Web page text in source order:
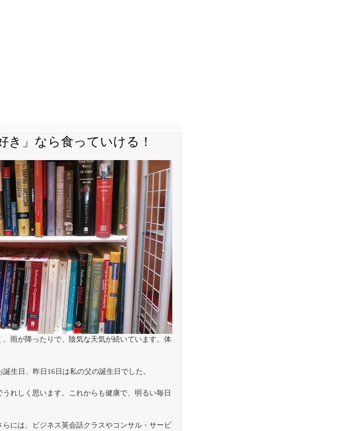
き」なら食っていける！
雨が降ったりで、陰気な天気が続いています。体
生日、昨日16日は私の父の誕生日でした。
れしく思います。これからも健康で、明るい毎日
には、ビジネス英会話クラスやコンサル・サービ